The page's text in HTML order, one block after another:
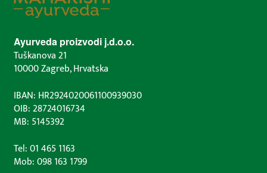
Ayurveda proizvodi j.d.o.o.
Tuškanova 21
10000 Zagreb, Hrvatska
IBAN: HR2924020061100939030
OIB: 28724016734
MB: 5145392
Tel: 01 465 1163
Mob: 098 163 1799